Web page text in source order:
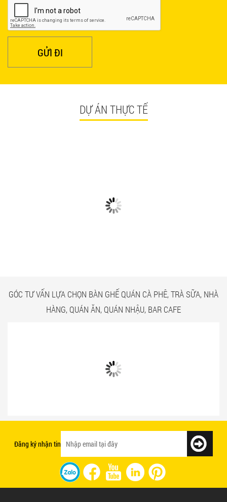
GỬI ĐI
DỰ ÁN THỰC TẾ
GÓC TƯ VẤN LỰA CHỌN BÀN GHẾ QUÁN CÀ PHÊ, TRÀ SỮA, NHÀ
HÀNG, QUÁN ĂN, QUÁN NHẬU, BAR CAFE
Đăng ký nhận tin